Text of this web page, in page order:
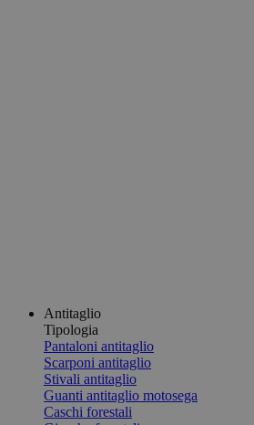
Antitaglio
Tipologia
Pantaloni antitaglio
Scarponi antitaglio
Stivali antitaglio
Guanti antitaglio motosega
Caschi forestali